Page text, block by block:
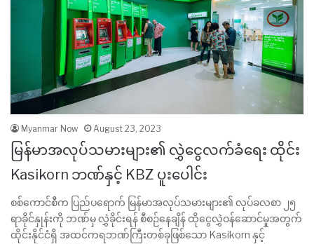
Myanmar Now August 23, 2023
မြန်မာအလုပ်သမားများ၏ လွှဲငွေလက်ခံရေး ထိုင်း
Kasikorn ဘဏ်နှင့် KBZ ပူးပေါင်း
စစ်ကောင်စီက ပြည်ပရောက် မြန်မာအလုပ်သမားများ၏ လုပ်ခလစာ ၂၅
ရာခိုင်နှုန်းကို ဘဏ်မှ လွှဲခိုင်းရန် စီစဉ်နေချိန် ထိုငွေလွှဲဝန်ဆောင်မှုအတွက်
ထိုင်းနိုင်ငံရှိ အထင်ကရဘဏ်ကြီးတစ်ခုဖြစ်သော Kasikorn နှင့်